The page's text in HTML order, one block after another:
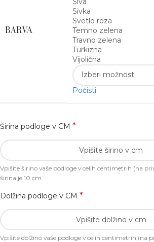
BARVA
Sivka
Svetlo roza
Temno zelena
Travno zelena
Turkizna
Vijolična
Počisti
Širina podloge v CM *
Vpišite širino vaše podloge v celih centimetrih (na
širina je 10 cm.
Dolžina podloge v CM *
Vpišite dolžino vaše podloge v celih centimetrih (na